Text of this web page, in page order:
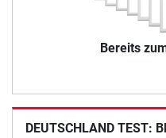
Bereits
DEUTSCHLAND TEST: